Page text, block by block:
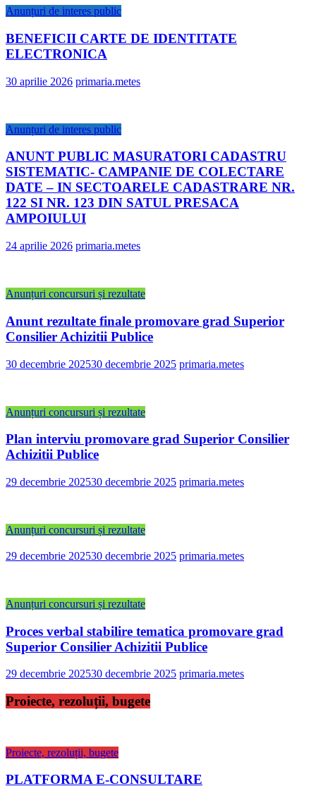
Anunțuri de interes public
BENEFICII CARTE DE IDENTITATE
ELECTRONICA
30 aprilie 2026 primaria.metes
Anunțuri de interes public
ANUNT PUBLIC MASURATORI CADASTRU
SISTEMATIC- CAMPANIE DE COLECTARE
DATE – IN SECTOARELE CADASTRARE NR.
122 SI NR. 123 DIN SATUL PRESACA
AMPOIULUI
24 aprilie 2026 primaria.metes
Anunțuri concursuri și rezultate
Anunt rezultate finale promovare grad Superior
Consilier Achizitii Publice
30 decembrie 202530 decembrie 2025 primaria.metes
Anunțuri concursuri și rezultate
Plan interviu promovare grad Superior Consilier
Achizitii Publice
29 decembrie 202530 decembrie 2025 primaria.metes
Anunțuri concursuri și rezultate
29 decembrie 202530 decembrie 2025 primaria.metes
Anunțuri concursuri și rezultate
Proces verbal stabilire tematica promovare grad
Superior Consilier Achizitii Publice
29 decembrie 202530 decembrie 2025 primaria.metes
Proiecte, rezoluții, bugete
Proiecte, rezoluții, bugete
PLATFORMA E-CONSULTARE